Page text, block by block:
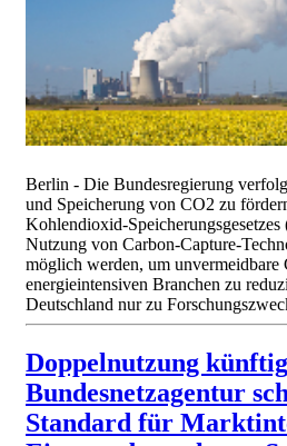
Berlin - Die Bundesregierung
und Speicherung von CO2 zu
Kohlendioxid-
Nutzung von Carbon-Capture-
möglich werden, um unvermeidbare
energieintensiven Branchen zu
Deutschland nur zu
Doppelnutzung
Bundesnetzagentur
Standard für